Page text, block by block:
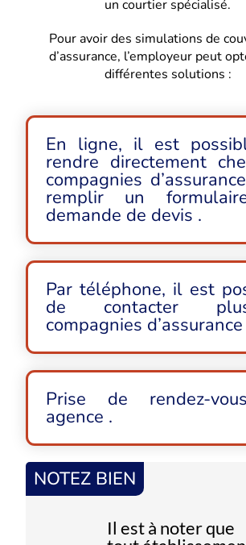
un courtier spécialisé.
Pour avoir des simulations de
d’assurance, l’employeur peut
différentes solutions :
En ligne, il est
rendre directement
compagnies
remplir un
demande de devis .
Par téléphone, il est
de contacter
compagnies d’assurance
Prise de rendez-
agence .
Il est à noter que
NOTEZ BIEN